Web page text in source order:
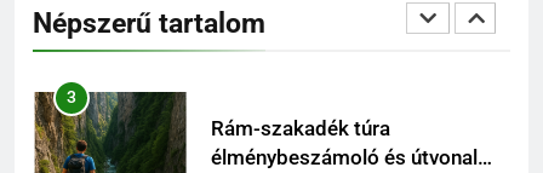
Népszerű tartalomlátogatóknak
KIRÁNDULÓKNAK- TURÁZÓKNAK
3
Rám-szakadék túra
élménybeszámoló és útvonal